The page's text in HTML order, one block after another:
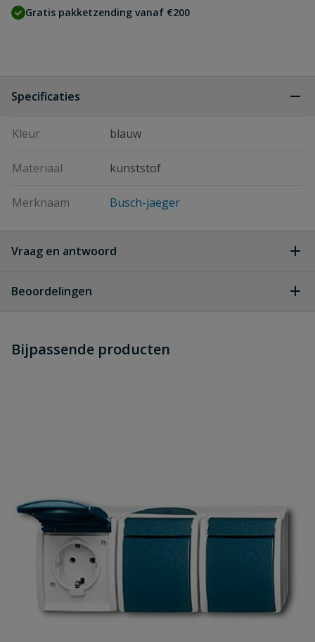
Gratis pakketzending vanaf €200
Specificaties
Kleur blauw
Materiaal kunststof
Merknaam Busch-jaeger
Vraag en antwoord
dit product?
Beoordelingen
Schrijf zelf een beoordeling
Samenvatting
Bijpassende producten